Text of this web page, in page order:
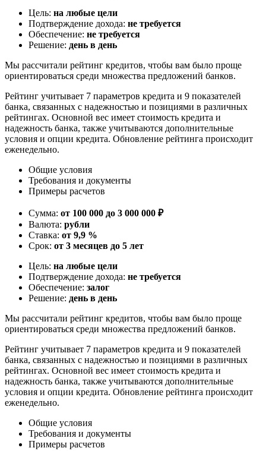
Цель: на любые цели
Подтверждение дохода: не требуется
Обеспечение: не требуется
Решение: день в день
Мы рассчитали рейтинг кредитов, чтобы вам было проще
ориентироваться среди множества предложений банков.
Рейтинг учитывает 7 параметров кредита и 9 показателей
банка, связанных с надежностью и позициями в различных
рейтингах. Основной вес имеет стоимость кредита и
надежность банка, также учитываются дополнительные
условия и опции кредита. Обновление рейтинга происходит
еженедельно.
Общие условия
Требования и документы
Примеры расчетов
Сумма: от 100 000 до 3 000 000 ₽
Валюта: рубли
Ставка: от 9,9 %
Срок: от 3 месяцев до 5 лет
Цель: на любые цели
Подтверждение дохода: не требуется
Обеспечение: залог
Решение: день в день
Мы рассчитали рейтинг кредитов, чтобы вам было проще
ориентироваться среди множества предложений банков.
Рейтинг учитывает 7 параметров кредита и 9 показателей
банка, связанных с надежностью и позициями в различных
рейтингах. Основной вес имеет стоимость кредита и
надежность банка, также учитываются дополнительные
условия и опции кредита. Обновление рейтинга происходит
еженедельно.
Общие условия
Требования и документы
Примеры расчетов